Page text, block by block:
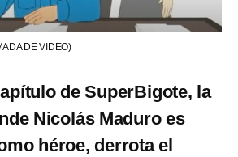
DE VIDEO)
de SuperBigote, la
Nicolás Maduro es
héroe, derrota el